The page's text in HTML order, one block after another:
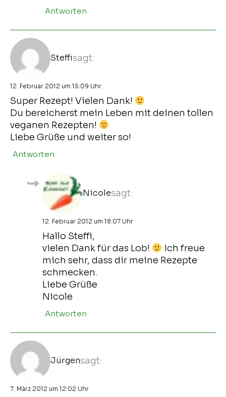
Antworten
Steffisagt:
12. Februar 2012 um 15:09 Uhr
Super Rezept! Vielen Dank!
Du bereicherst mein Leben mit deinen tollen
veganen Rezepten!
Liebe Grüße und weiter so!
Antworten
Nicolesagt:
12. Februar 2012 um 18:07 Uhr
Hallo Steffi,
vielen Dank für das Lob!
Ich freue
mich sehr, dass dir meine Rezepte
schmecken.
Liebe Grüße
Nicole
Antworten
Jürgensagt:
7. März 2012 um 12:02 Uhr